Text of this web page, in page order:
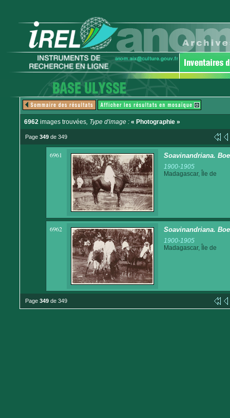
6962 images trouvées, Type d'image : « Photographie »
Page 349 de 349
6961 Soavinandriana.
1900-1905
Madagascar, Île de
6962 Soavinandriana.
1900-1905
Madagascar, Île de
Page 349 de 349